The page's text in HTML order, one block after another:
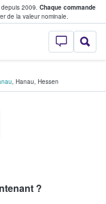
2009. Chaque commande
de la valeur nominale.
StubHub - Où
billets
, Hanau, Hessen
?